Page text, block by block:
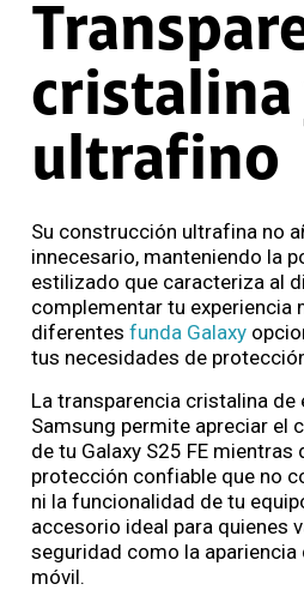
ultrafino
Su construcción ultrafina no
innecesario, manteniendo la
estilizado que caracteriza al
complementar tu experiencia
diferentes funda Galaxy
tus necesidades de
La transparencia cristalina
Samsung permite apreciar el
de tu Galaxy S25 FE
protección confiable que no
ni la funcionalidad de tu
accesorio ideal para quienes
seguridad como la
móvil.